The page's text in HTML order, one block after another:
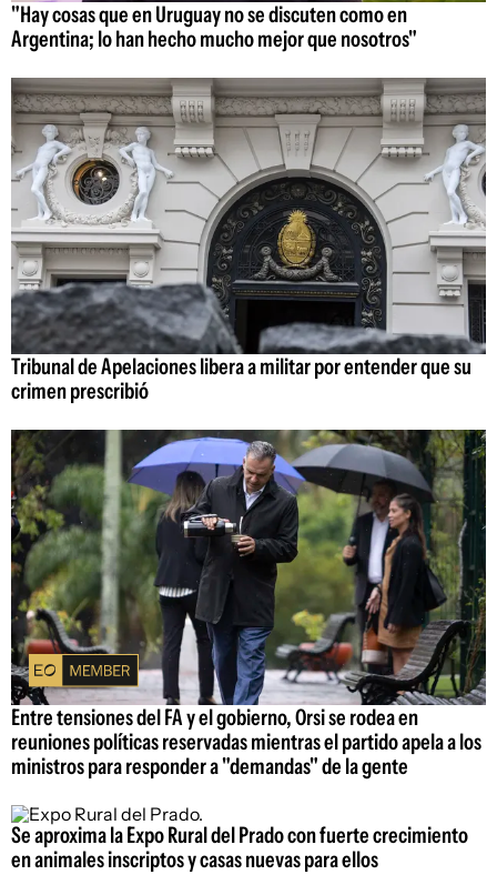
"Hay cosas que en Uruguay no se discuten como en
Argentina; lo han hecho mucho mejor que nosotros"
Tribunal de Apelaciones libera a militar por entender que su
crimen prescribió
Entre tensiones del FA y el gobierno, Orsi se rodea en
reuniones políticas reservadas mientras el partido apela a los
ministros para responder a "demandas" de la gente
Se aproxima la Expo Rural del Prado con fuerte crecimiento
en animales inscriptos y casas nuevas para ellos